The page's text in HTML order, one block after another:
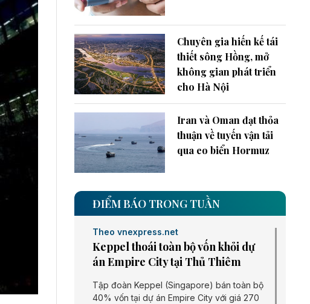
Chuyên gia hiến kế tái
thiết sông Hồng, mở
không gian phát triển
cho Hà Nội
Iran và Oman đạt thỏa
thuận về tuyến vận tải
qua eo biển Hormuz
ĐIỂM BÁO TRONG TUẦN
Theo vnexpress.net
Keppel thoái toàn bộ vốn khỏi dự
án Empire City tại Thủ Thiêm
Tập đoàn Keppel (Singapore) bán toàn bộ
40% vốn tại dự án Empire City với giá 270